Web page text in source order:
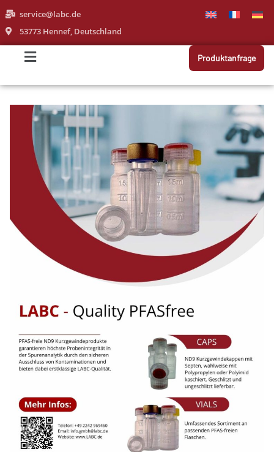
service@labc.de
53773 Hennef, Deutschland
Produktanfrage